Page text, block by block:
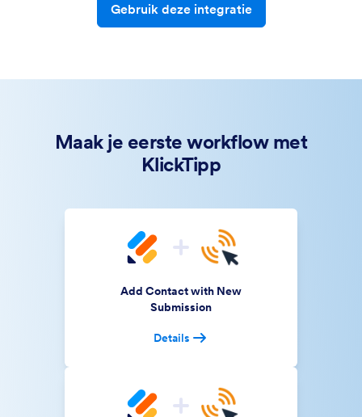
Gebruik deze integratie
Maak je eerste workflow met
KlickTipp
Add Contact with New
Submission
Details